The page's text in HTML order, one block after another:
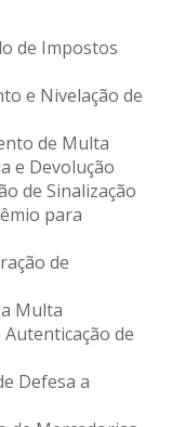
de Impostos
e Nivelação de
de Multa
e Devolução
de Sinalização
para
de
Multa
de
Defesa a